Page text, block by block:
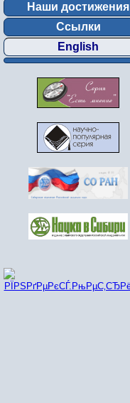
Наши достижения
Ссылки
English